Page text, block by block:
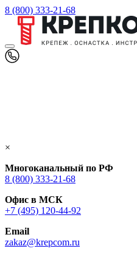
8 (800) 333-21-68
×
Многоканальный по РФ
8 (800) 333‑21-68
Офис в МСК
+7 (495) 120-44-92
Email
zakaz@krepcom.ru